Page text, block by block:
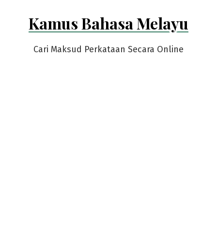
Kamus Bahasa Melayu
Cari Maksud Perkataan Secara Online